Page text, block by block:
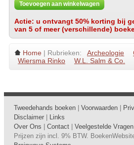
Toevoegen aan winkelwagen
Actie: u ontvangt 50% korting bij
van 5 of meer (verschillende)
Home | Rubrieken: Archeologie
Wiersma Rinko
W.L. Salm & Co.
Tweedehands boeken Voorwaarden
Disclaimer
Links
Over Ons
Contact Veelgestelde Vragen
Prijzen zijn incl. 9% BTW.